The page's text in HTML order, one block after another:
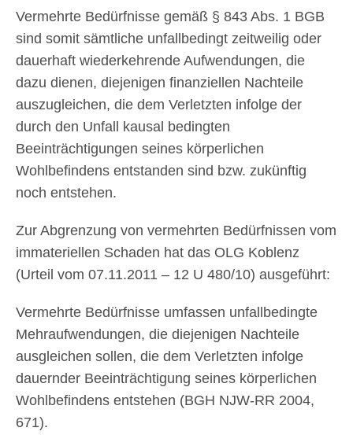
Vermehrte Bedürfnisse gemäß § 843 Abs. 1 BGB
sind somit sämtliche unfallbedingt zeitweilig oder
dauerhaft wiederkehrende Aufwendungen, die
dazu dienen, diejenigen finanziellen Nachteile
auszugleichen, die dem Verletzten infolge der
durch den Unfall kausal bedingten
Beeinträchtigungen seines körperlichen
Wohlbefindens entstanden sind bzw. zukünftig
noch entstehen.
Zur Abgrenzung von vermehrten Bedürfnissen vom
immateriellen Schaden hat das OLG Koblenz
(Urteil vom 07.11.2011 – 12 U 480/10) ausgeführt:
Vermehrte Bedürfnisse umfassen unfallbedingte
Mehraufwendungen, die diejenigen Nachteile
ausgleichen sollen, die dem Verletzten infolge
dauernder Beeinträchtigung seines körperlichen
Wohlbefindens entstehen (BGH NJW-RR 2004,
671).